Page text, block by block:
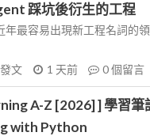
踩坑後衍生的工程
最容易出現新工程名詞的
發文 1 天前 0個留言
A-Z [2026] ] 學習筆
with Python